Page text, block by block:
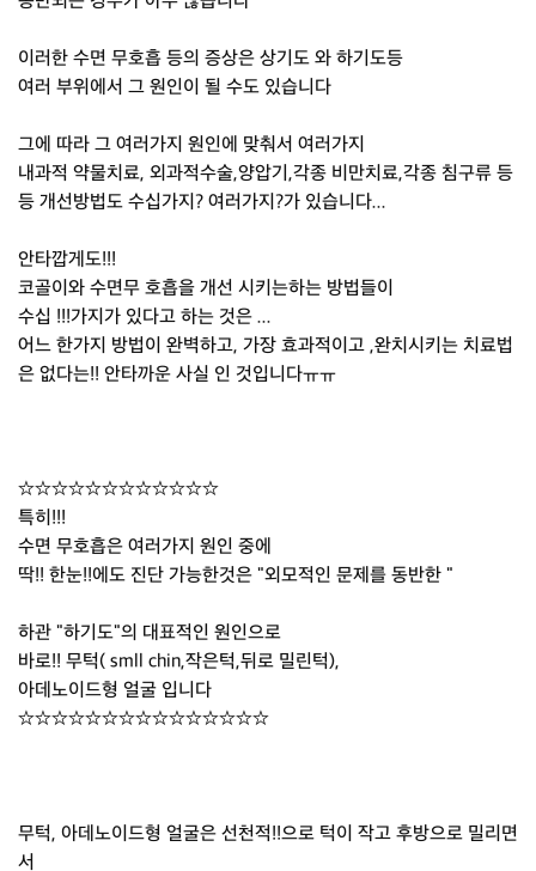
이러한 수면 무호흡 등의 증상은 상기도 와 하기도등
여러 부위에서 그 원인이 될 수도 있습니다
그에 따라 그 여러가지 원인에 맞춰서 여러가지
내과적 약물치료, 외과적수술,양압기,각종 비만치료,각종 침구류 등
등 개선방법도 수십가지? 여러가지?가 있습니다...
안타깝게도!!!
코골이와 수면무 호흡을 개선 시키는하는 방법들이
수십 !!!가지가 있다고 하는 것은 ...
어느 한가지 방법이 완벽하고, 가장 효과적이고 ,완치시키는 치료법
은 없다는!! 안타까운 사실 인 것입니다ㅠㅠ
☆☆☆☆☆☆☆☆☆☆☆☆
특히!!!
수면 무호흡은 여러가지 원인 중에
딱!! 한눈!!에도 진단 가능한것은 "외모적인 문제를 동반한 "
하관 "하기도"의 대표적인 원인으로
바로!! 무턱( smll chin,작은턱,뒤로 밀린턱),
아데노이드형 얼굴 입니다
☆☆☆☆☆☆☆☆☆☆☆☆☆☆☆
무턱, 아데노이드형 얼굴은 선천적!!으로 턱이 작고 후방으로 밀리면
서